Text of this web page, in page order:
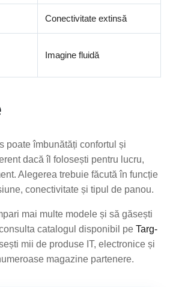
Conectivitate extinsă
Imagine fluidă
poate îmbunătăți confortul și
dacă îl folosești pentru lucru,
Alegerea trebuie făcută în funcție
conectivitate și tipul de panou.
mai multe modele și să găsești
catalogul disponibil pe Targ-
mii de produse IT, electronice și
magazine partenere.